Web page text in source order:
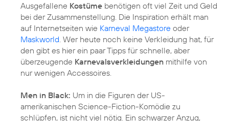
Ausgefallene Kostüme benötigen oft viel Zeit und Geld
bei der Zusammenstellung. Die Inspiration erhält man
auf Internetseiten wie Karneval Megastore oder
Maskworld. Wer heute noch keine Verkleidung hat, für
den gibt es hier ein paar Tipps für schnelle, aber
überzeugende Karnevalsverkleidungen mithilfe von
nur wenigen Accessoires.
Men in Black: Um in die Figuren der US-
amerikanischen Science-Fiction-Komödie zu
schlüpfen, ist nicht viel nötig. Ein schwarzer Anzug,